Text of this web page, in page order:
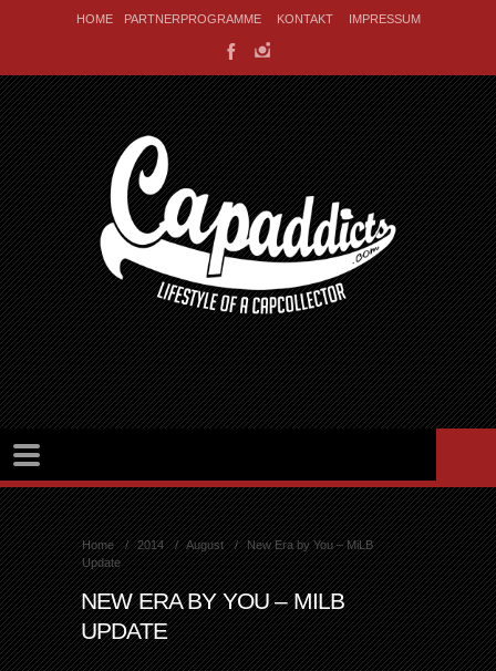
HOME PARTNERPROGRAMME KONTAKT IMPRESSUM
Home 2014 August
New Era by You – MiLB
Update
NEW ERA BY YOU – MILB
UPDATE